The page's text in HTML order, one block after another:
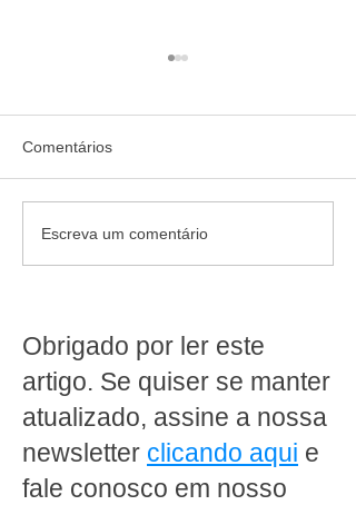
Serra Azul inaugura sua
no interior do Rio de
Janeiro
Comentários
Escreva um comentário
Obrigado por ler este
artigo. Se quiser se manter
atualizado, assine a nossa
newsletter clicando aqui e
fale conosco em nosso